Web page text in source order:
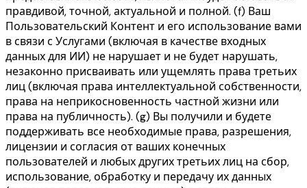
правдивой, точной, актуальной и полной. (f) Ваш
Пользовательский Контент и его использование вами
в связи с Услугами (включая в качестве входных
данных для ИИ) не нарушает и не будет нарушать,
незаконно присваивать или ущемлять права третьих
лиц (включая права интеллектуальной собственности,
права на неприкосновенность частной жизни или
права на публичность). (g) Вы получили и будете
поддерживать все необходимые права, разрешения,
лицензии и согласия от ваших конечных
пользователей и любых других третьих лиц на сбор,
использование, обработку и передачу их данных